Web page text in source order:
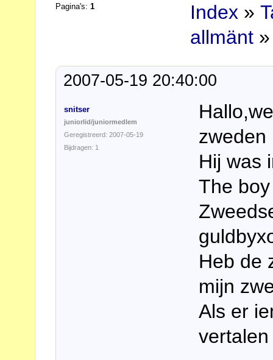
Pagina's:1 Index »
allmänt
2007-05-19 20:40:00
snitser
juniorlid/juniormedlem
Geregistreerd: 2007-05-19
Bijdragen: 1
zweden
Hij was
The
Heb de
mijn
Als er